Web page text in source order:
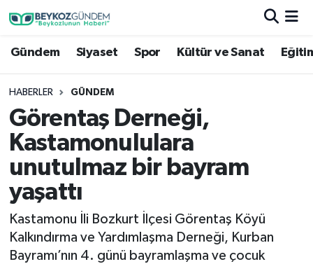
Gündem Siyaset Spor Kültür ve Sanat
HABERLER GÜNDEM
Görentaş Derneği,
Kastamonululara
unutulmaz bir bayram
yaşattı
Kastamonu İli Bozkurt İlçesi Görentaş Köyü
Kalkındırma ve Yardımlaşma Derneği, Kurban
Bayramı’nın 4. günü bayramlaşma ve çocuk
Hava Durumu
Trafik Durumu
Süper Lig Puan Durumu ve Fikstür
Tüm Manşetler
Son Dakika Haberleri
Haber Arşivi